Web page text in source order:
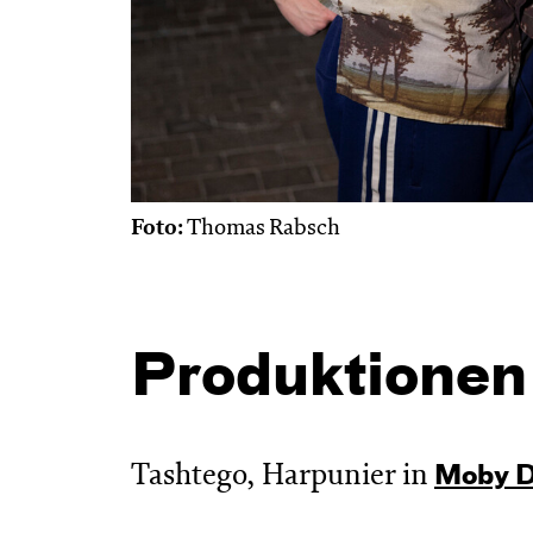
Foto:Thomas Rabsch
Produktionen
Tashtego, Harpunier in Moby